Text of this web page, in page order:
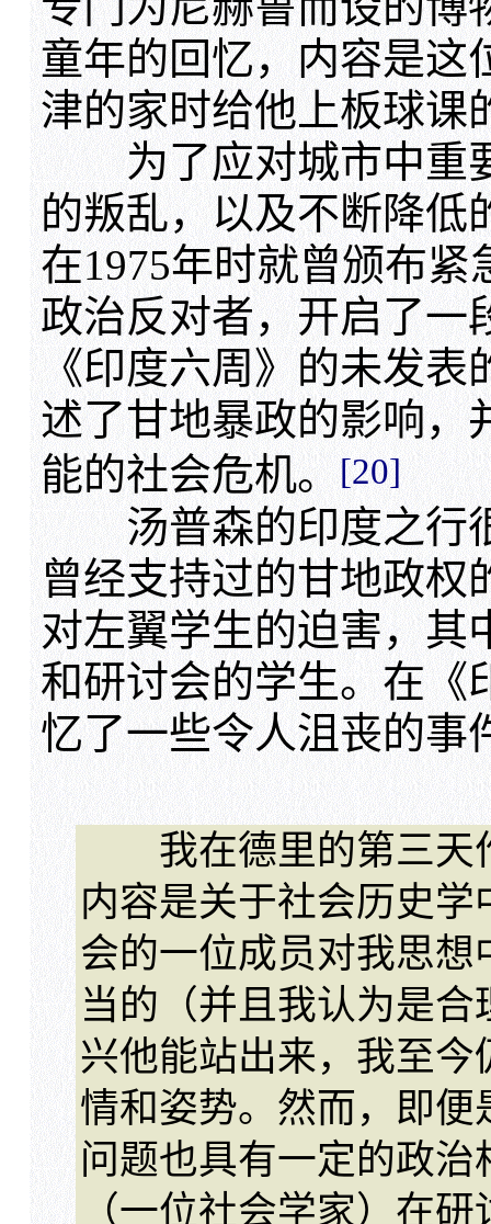
童年的回忆，内容是这
津的家时给他上板球课
为了应对城市中重要
的叛乱，以及不断降低
在1975年时就曾颁布
政治反对者，开启了一
《印度六周》的未发
述了甘地暴政的影响，
能的社会危机。[20]
汤普森的印度之行
曾经支持过的甘地政权
对左翼学生的迫害，其
和研讨会的学生。在《
忆了一些令人沮丧的事
我在德里的第三天
内容是关于社会历史
会的一位成员对我思
当的（并且我认为是
兴他能站出来，我至
情和姿势。然而，即
问题也具有一定的政
（一位社会学家）在